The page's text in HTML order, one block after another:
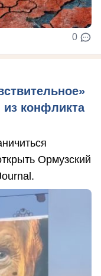
0
конфликта
Ормузский